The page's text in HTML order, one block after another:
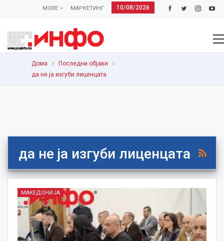
10/08/2026
МАРКЕТИНГ
MORE
Дома
Последни објави
да не ја изгуби лиценцата
да не ја изгуби лиценцата
МАКЕДОНИЈА